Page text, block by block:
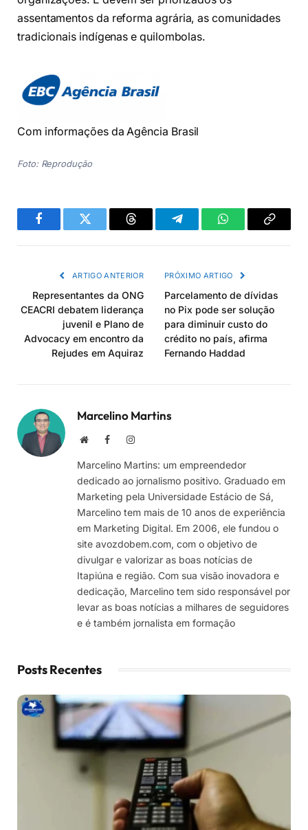
assentamentos da reforma agrária, as comunidades
tradicionais indígenas e quilombolas.
Com informações da Agência Brasil
Foto: Reprodução
FacebookTwitter Threads TelegramWhatsAppCopiar
ARTIGO ANTERIOR
Representantes da ONG
CEACRI debatem liderança
juvenil e Plano de
Advocacy em encontro da
Rejudes em Aquiraz
PRÓXIMO ARTIGO
Parcelamento de dívidas
no Pix pode ser solução
para diminuir custo do
crédito no país, afirma
Fernando Haddad
Marcelino Martins
Site FacebookInstagram
Marcelino Martins: um empreendedor
dedicado ao jornalismo positivo. Graduado em
Marketing pela Universidade Estácio de Sá,
Marcelino tem mais de 10 anos de experiência
em Marketing Digital. Em 2006, ele fundou o
site avozdobem.com, com o objetivo de
divulgar e valorizar as boas notícias de
Itapiúna e região. Com sua visão inovadora e
dedicação, Marcelino tem sido responsável por
levar as boas notícias a milhares de seguidores
e é também jornalista em formação
Posts Recentes